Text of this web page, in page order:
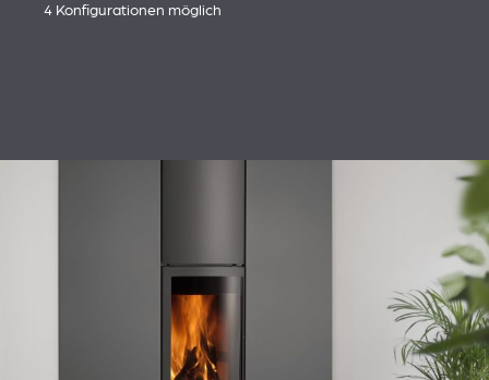
4 Konfigurationen möglich